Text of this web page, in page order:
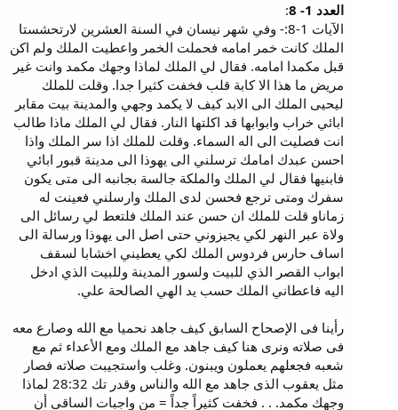
العدد 1- 8
:
الآيات 1-8:- وفي شهر نيسان في السنة العشرين لارتحشستا
الملك كانت خمر امامه فحملت الخمر واعطيت الملك ولم اكن
قبل مكمدا امامه. فقال لي الملك لماذا وجهك مكمد وانت غير
مريض ما هذا الا كابة قلب فخفت كثيرا جدا. وقلت للملك
ليحيى الملك الى الابد كيف لا يكمد وجهي والمدينة بيت مقابر
ابائي خراب وابوابها قد اكلتها النار. فقال لي الملك ماذا طالب
انت فصليت الى اله السماء. وقلت للملك اذا سر الملك واذا
احسن عبدك امامك ترسلني الى يهوذا الى مدينة قبور ابائي
فابنيها فقال لي الملك والملكة جالسة بجانبه الى متى يكون
سفرك ومتى ترجع فحسن لدى الملك وارسلني فعينت له
زماناو قلت للملك ان حسن عند الملك فلتعط لي رسائل الى
ولاة عبر النهر لكي يجيزوني حتى اصل الى يهوذا ورسالة الى
اساف حارس فردوس الملك لكي يعطيني اخشابا لسقف
ابواب القصر الذي للبيت ولسور المدينة وللبيت الذي ادخل
اليه فاعطاني الملك حسب يد الهي الصالحة علي.
رأينا فى الإصحاح السابق كيف جاهد نحميا مع الله وصارع معه
فى صلاته ونرى هنا كيف جاهد مع الملك ومع الأعداء ثم مع
شعبه فجعلهم يعملون ويبنون. وغلب واستجيبت صلاته فصار
مثل يعقوب الذى جاهد مع الله والناس وقدر تك 28:32 لماذا
وجهك مكمد. . . فخفت كثيراً جداً = من واجبات الساقى أن